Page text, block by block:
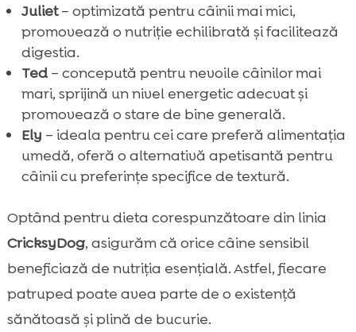
Juliet– optimizată pentru câinii mai mici,
promovează o nutriție echilibrată și facilitează
digestia.
Ted– concepută pentru nevoile câinilor mai
mari, sprijină un nivel energetic adecvat și
promovează o stare de bine generală.
Ely – ideala pentru cei care preferă alimentația
umedă, oferă o alternativă apetisantă pentru
câinii cu preferințe specifice de textură.
Optând pentru dieta corespunzătoare din linia
CricksyDog, asigurăm că orice câine sensibil
beneficiază de nutriția esențială. Astfel, fiecare
patruped poate avea parte de o existență
sănătoasă și plină de bucurie.